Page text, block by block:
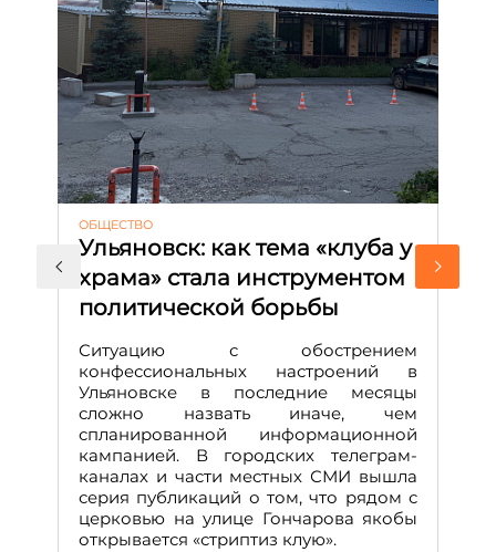
ОБЩЕСТВО
Ульяновск: как тема «клуба у
храма» стала инструментом
политической борьбы
Ситуацию с обострением
конфессиональных настроений в
Ульяновске в последние месяцы
сложно назвать иначе, чем
спланированной информационной
кампанией. В городских телеграм-
каналах и части местных СМИ вышла
серия публикаций о том, что рядом с
церковью на улице Гончарова якобы
открывается «стриптиз клую».